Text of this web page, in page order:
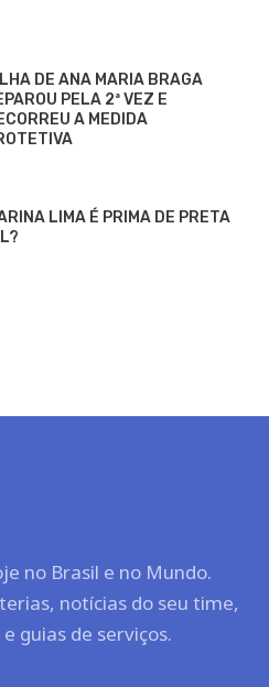
DE ANA MARIA BRAGA
PELA 2ª VEZ E
A MEDIDA
LIMA É PRIMA DE PRETA
no Brasil e no Mundo.
notícias do seu time,
guias de serviços.